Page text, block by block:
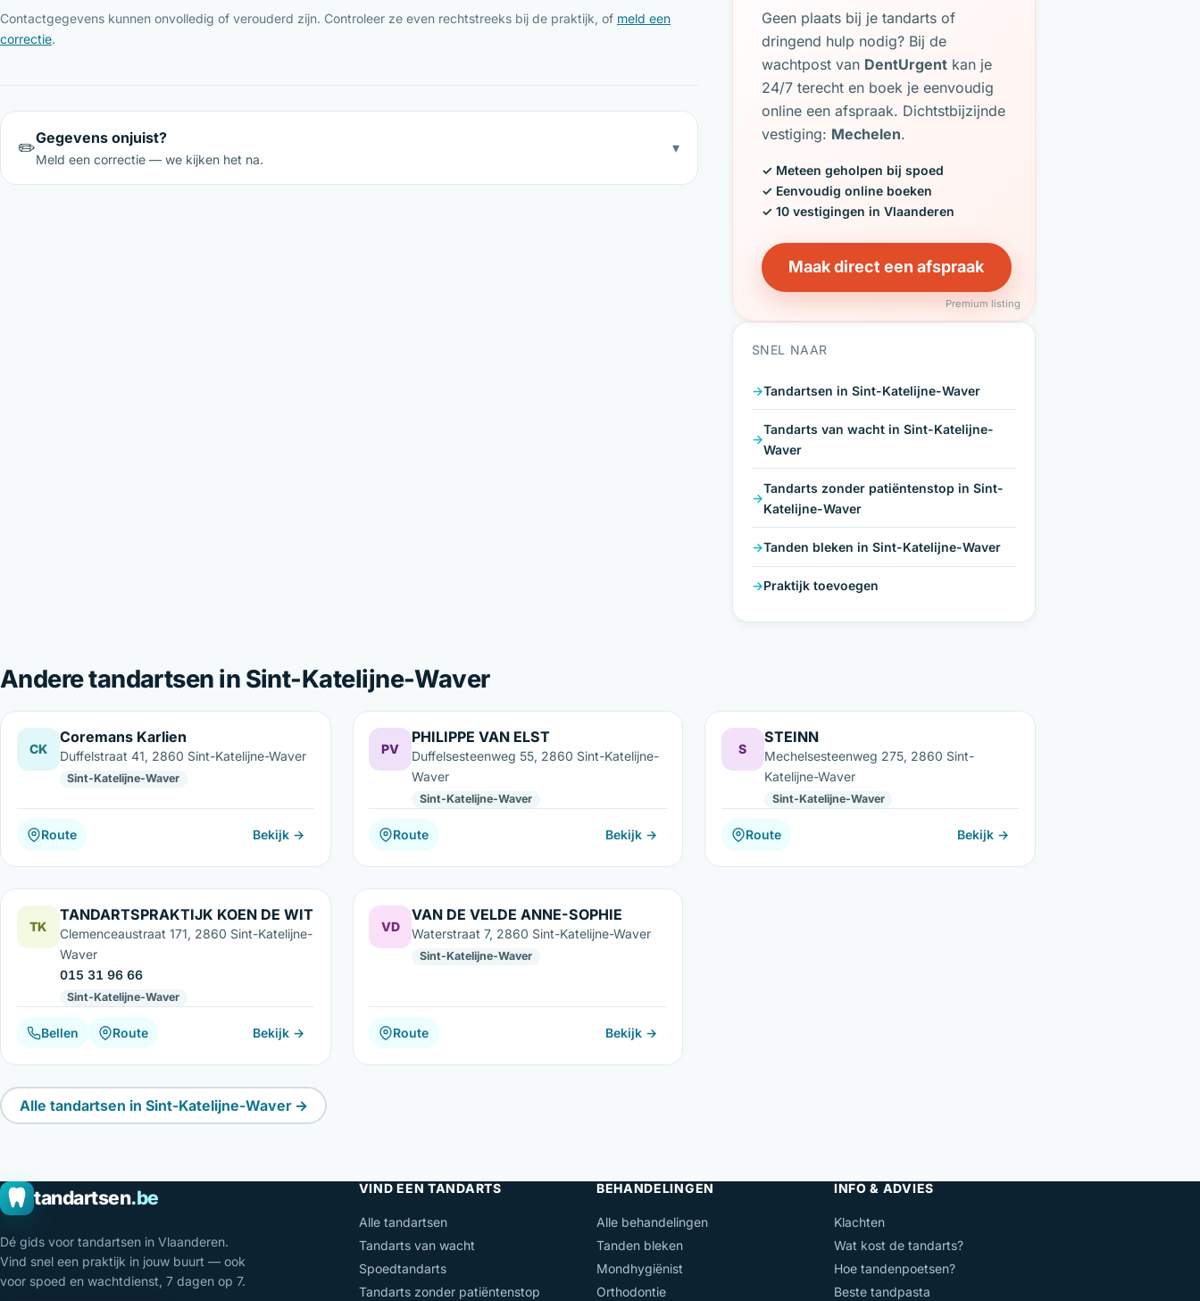
Geen plaats bij je tandarts of
dringend hulp nodig? Bij de
wachtpost van DentUrgent kan je
24/7 terecht en boek je eenvoudig
online een afspraak. Dichtstbijzijnde
vestiging: Mechelen.
✓ Meteen geholpen bij spoed
✓ Eenvoudig online boeken
✓ 10 vestigingen in Vlaanderen
Maak direct een afspraak
Premium listing
SNEL NAAR
Tandartsen in Sint-Katelijne-Waver
Tandarts van wacht in Sint-Katelijne-
Waver
Tandarts zonder patiëntenstop in Sint-
Katelijne-Waver
Tanden bleken in Sint-Katelijne-Waver
Praktijk toevoegen
Contactgegevens kunnen onvolledig of verouderd zijn. Controleer ze even rechtstreeks bij de praktijk, of meld een
correctie.
✏️Gegevens onjuist?
Meld een correctie — we kijken het na.
▾
Andere tandartsen in Sint-Katelijne-Waver
CK
Coremans Karlien
Duffelstraat 41, 2860 Sint-Katelijne-Waver
Sint-Katelijne-Waver
Route Bekijk →
PV
PHILIPPE VAN ELST
Duffelsesteenweg 55, 2860 Sint-Katelijne-
Waver
Sint-Katelijne-Waver
Route Bekijk →
S
STEINN
Mechelsesteenweg 275, 2860 Sint-
Katelijne-Waver
Sint-Katelijne-Waver
Route Bekijk →
TK
TANDARTSPRAKTIJK KOEN DE WIT
Clemenceaustraat 171, 2860 Sint-Katelijne-
Waver
015 31 96 66
Sint-Katelijne-Waver
Bellen Route Bekijk →
VD
VAN DE VELDE ANNE-SOPHIE
Waterstraat 7, 2860 Sint-Katelijne-Waver
Sint-Katelijne-Waver
Route Bekijk →
Alle tandartsen in Sint-Katelijne-Waver →
tandartsen.be
Dé gids voor tandartsen in Vlaanderen.
Vind snel een praktijk in jouw buurt — ook
voor spoed en wachtdienst, 7 dagen op 7.
VIND EEN TANDARTS
Alle tandartsen
Tandarts van wacht
Spoedtandarts
Tandarts zonder patiëntenstop
BEHANDELINGEN
Alle behandelingen
Tanden bleken
Mondhygiënist
Orthodontie
INFO & ADVIES
Klachten
Wat kost de tandarts?
Hoe tandenpoetsen?
Beste tandpasta